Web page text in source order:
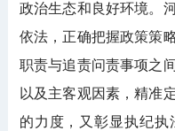
政治生态和良好环境。
依法，正确把握政策策
职责与追责问责事项之
以及主客观因素，精准
的力度，又彰显执纪